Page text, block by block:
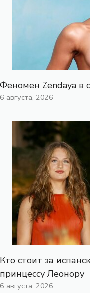
Феномен Zendaya в
6 августа, 2026
Кто стоит за
принцессу Леонору
6 августа, 2026